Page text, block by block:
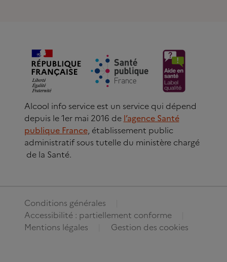
Alcool info service est un service qui dépend
depuis le 1er mai 2016 de l’agence Santé
publique France, établissement public
administratif sous tutelle du ministère chargé
de la Santé.
Conditions générales
Accessibilité : partiellement conforme
Mentions légales
Gestion des cookies